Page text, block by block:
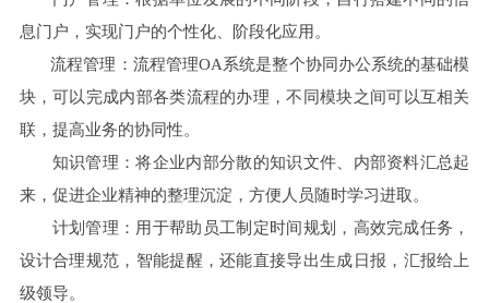
息门户，实现门户的个性化、阶段化应用。
流程管理：流程管理OA系统是整个协同办公系统的基础模
块，可以完成内部各类流程的办理，不同模块之间可以互相关
联，提高业务的协同性。
知识管理：将企业内部分散的知识文件、内部资料汇总起
来，促进企业精神的整理沉淀，方便人员随时学习进取。
计划管理：用于帮助员工制定时间规划，高效完成任务，
设计合理规范，智能提醒，还能直接导出生成日报，汇报给上
级领导。